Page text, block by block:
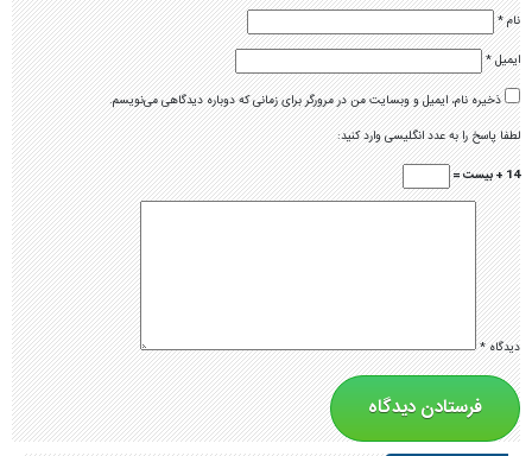
نام*
ایمیل*
ذخیره نام، ایمیل و وبسایت من در مرورگر برای زمانی که دوباره دیدگاهی می‌نویسم.
لطفا پاسخ را به عدد انگلیسی وارد کنید:
14 + بیست =
دیدگاه*